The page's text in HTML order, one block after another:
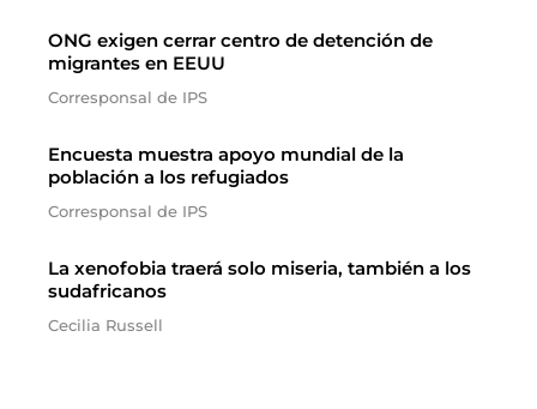
ONG exigen cerrar centro de detención de
migrantes en EEUU
Corresponsal de IPS
Encuesta muestra apoyo mundial de la
población a los refugiados
Corresponsal de IPS
La xenofobia traerá solo miseria, también a los
sudafricanos
Cecilia Russell